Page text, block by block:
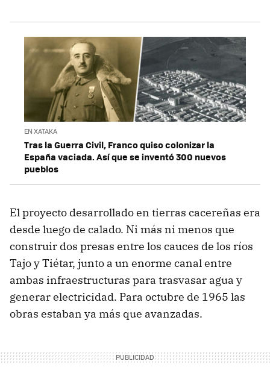
EN XATAKA
Tras la Guerra Civil, Franco quiso colonizar la
España vaciada. Así que se inventó 300 nuevos
pueblos
El proyecto desarrollado en tierras cacereñas era
desde luego de calado. Ni más ni menos que
construir dos presas entre los cauces de los ríos
Tajo y Tiétar, junto a un enorme canal entre
ambas infraestructuras para trasvasar agua y
generar electricidad. Para octubre de 1965 las
obras estaban ya más que avanzadas.